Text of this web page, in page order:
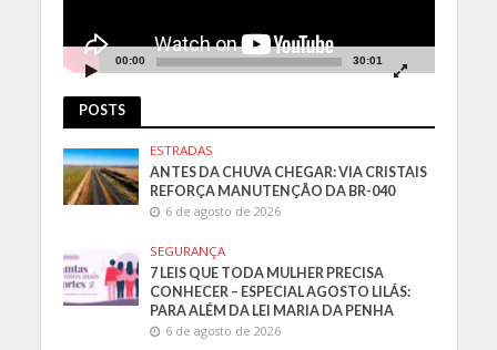
00:00 30:01
POSTS
ESTRADAS
ANTES DA CHUVA CHEGAR: VIA CRISTAIS
REFORÇA MANUTENÇÃO DA BR-040
6 de agosto de 2026
SEGURANÇA
7 LEIS QUE TODA MULHER PRECISA
CONHECER – ESPECIAL AGOSTO LILÁS:
PARA ALÉM DA LEI MARIA DA PENHA
6 de agosto de 2026